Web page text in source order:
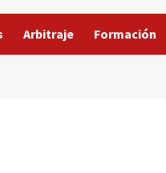
Arbitraje Formación